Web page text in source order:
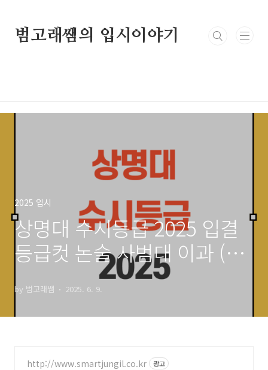
범고래쌤의 입시이야기
2025 입시
상명대 수시등급 2025 입결
등급컷 논술 사범대 이과 (by
11년 꿀팁)
by 범고래쌤 2025. 6. 9.
http://www.smartjungil.co.kr 광고